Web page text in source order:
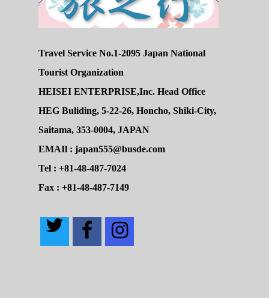
Travel Service No.1-2095 Japan National
Tourist Organization
HEISEI ENTERPRISE,Inc. Head Office
HEG Buliding, 5-22-26, Honcho, Shiki-City,
Saitama, 353-0004, JAPAN
EMAIl : japan555@busde.com
Tel : +81-48-487-7024
Fax : +81-48-487-7149